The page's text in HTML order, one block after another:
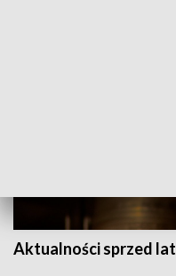
Aktualności sprzed lat